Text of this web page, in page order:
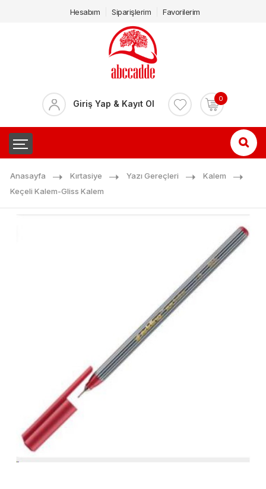
Hesabım Siparişlerim Favorilerim
Giriş Yap & Kayıt Ol 0
Anasayfa Kırtasiye Yazı Gereçleri
Kalem
Keçeli Kalem-Gliss Kalem